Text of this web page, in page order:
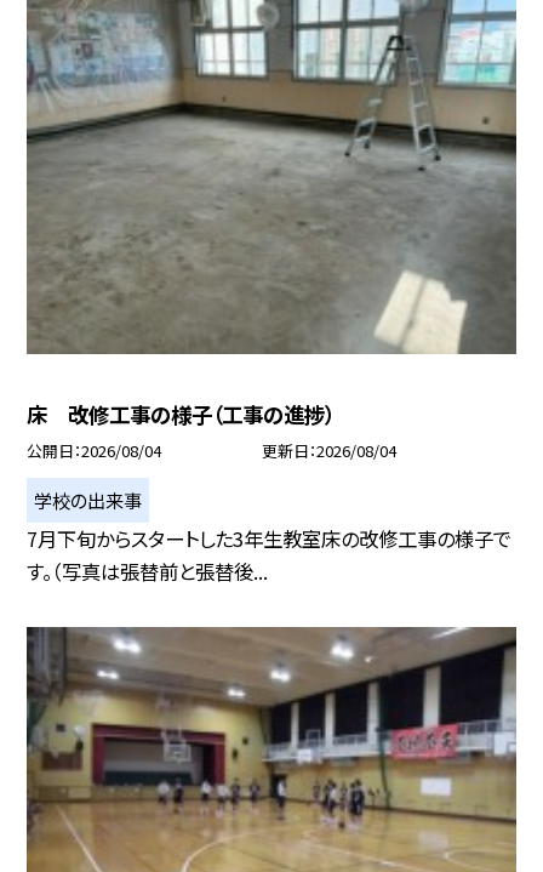
床 改修工事の様子（工事の進捗）
公開日 2026/08/04 更新日 2026/08/04
学校の出来事
7月下旬からスタートした3年生教室床の改修工事の様子で
す。（写真は張替前と張替後...